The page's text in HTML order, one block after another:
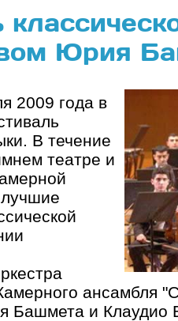
Юрия
2009 года в
В течение
театре и
ансамбля
Башмета и Клаудио